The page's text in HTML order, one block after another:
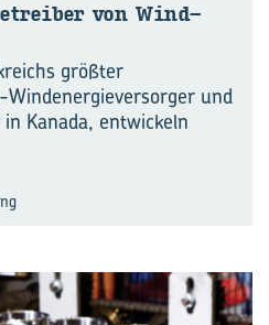
von Wind­
größter
und
Kanada, entwickeln